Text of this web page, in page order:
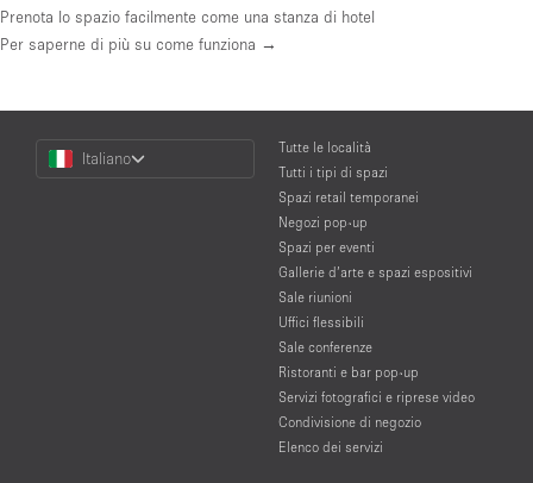
Prenota lo spazio facilmente come una stanza di hotel
Per saperne di più su come funziona →
Choose
Language
Italiano
Tutte le località
Tutti i tipi di spazi
Spazi retail temporanei
Negozi pop-up
Spazi per eventi
Gallerie d’arte e spazi espositivi
Sale riunioni
Uffici flessibili
Sale conferenze
Ristoranti e bar pop-up
Servizi fotografici e riprese video
Condivisione di negozio
Elenco dei servizi